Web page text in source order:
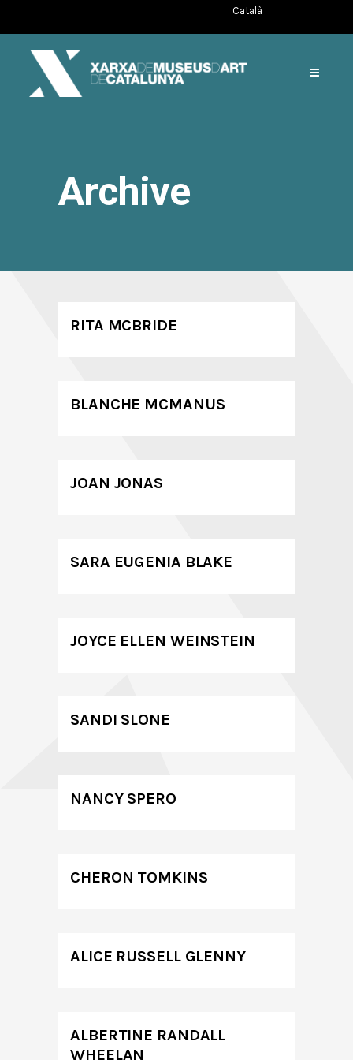
Català
Archive
RITA MCBRIDE
BLANCHE MCMANUS
JOAN JONAS
SARA EUGENIA BLAKE
JOYCE ELLEN WEINSTEIN
SANDI SLONE
NANCY SPERO
CHERON TOMKINS
ALICE RUSSELL GLENNY
ALBERTINE RANDALL
WHEELAN